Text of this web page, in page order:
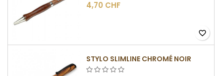
4,70 CHF
favorite_border
STYLO SLIMLINE CHROMÉ NOIR